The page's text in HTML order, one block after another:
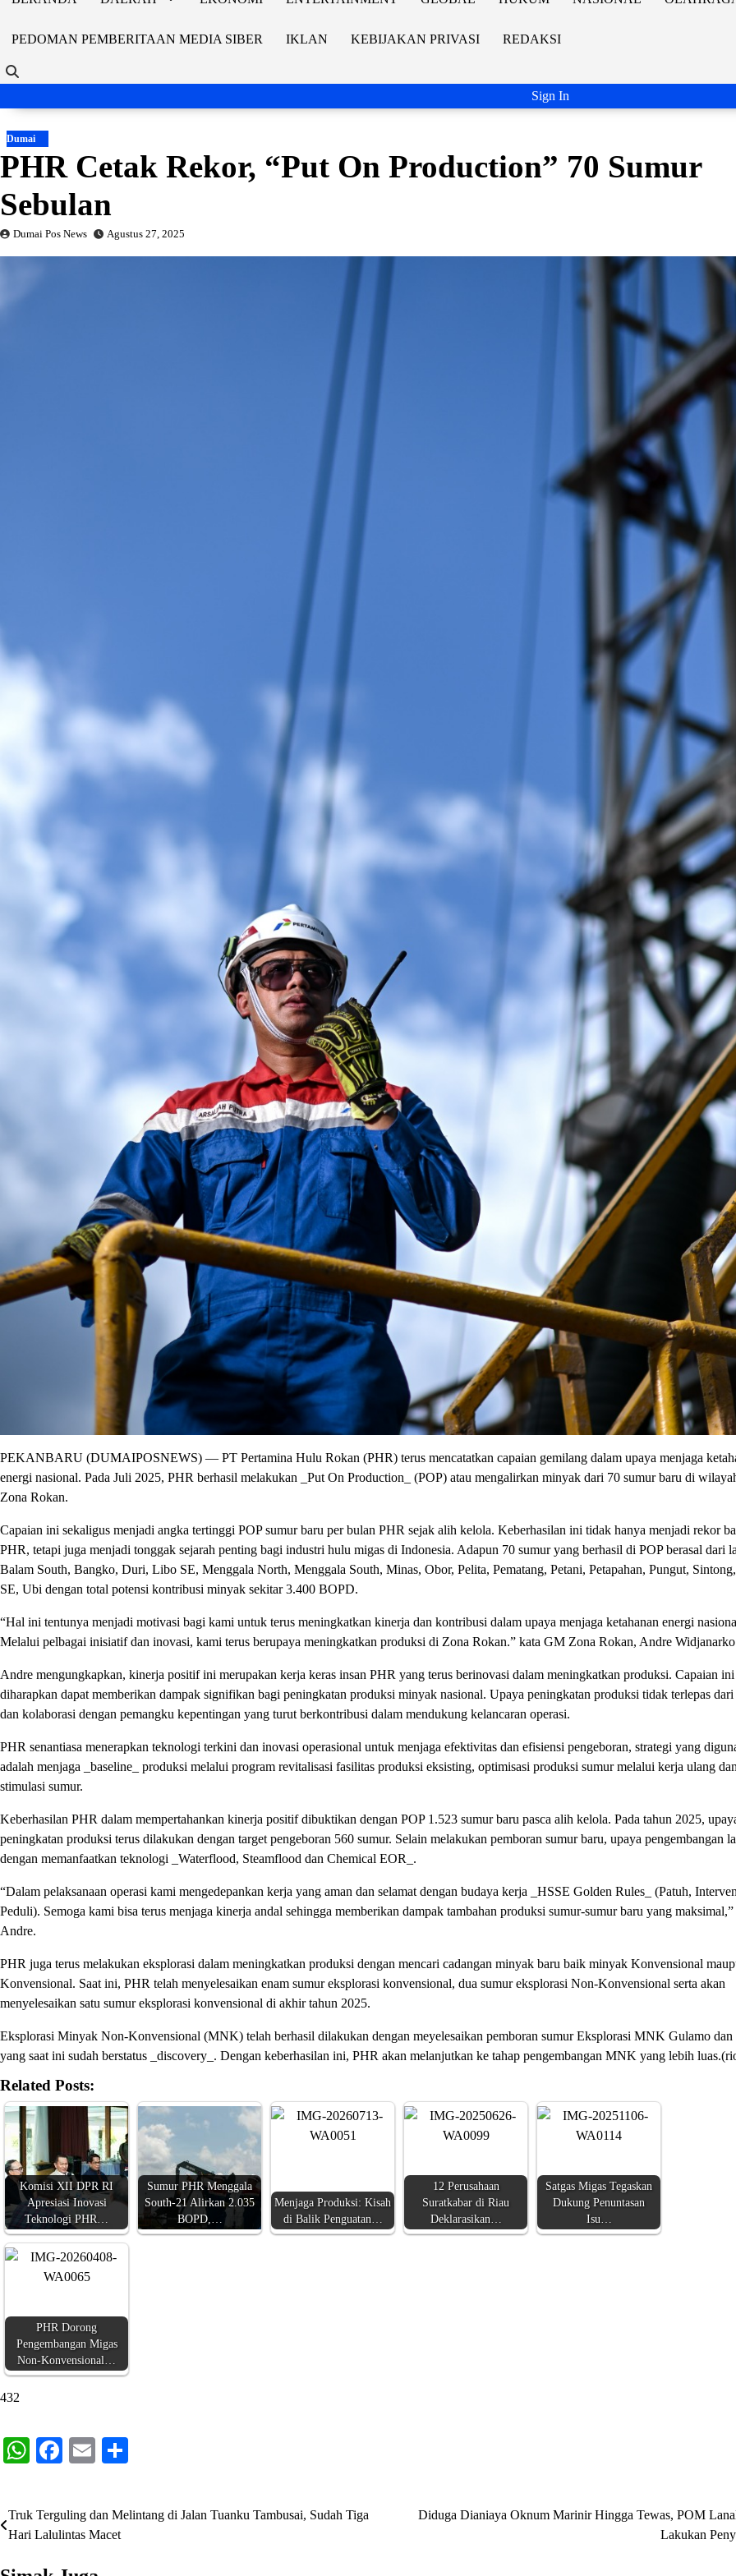
PEDOMAN PEMBERITAAN MEDIA SIBER IKLAN KEBIJAKAN PRIVASI REDAKSI
Sign In
Dumai
PHR Cetak Rekor, “Put On Production” 70 Sumur
Sebulan
Dumai Pos News Agustus 27, 2025
PEKANBARU (DUMAIPOSNEWS) — PT Pertamina Hulu Rokan (PHR) terus mencatatkan capaian gemilang dalam upaya menjaga
energi nasional. Pada Juli 2025, PHR berhasil melakukan _Put On Production_ (POP) atau mengalirkan minyak dari 70 sumur baru di
Zona Rokan.
Capaian ini sekaligus menjadi angka tertinggi POP sumur baru per bulan PHR sejak alih kelola. Keberhasilan ini tidak hanya menjadi rekor
PHR, tetapi juga menjadi tonggak sejarah penting bagi industri hulu migas di Indonesia. Adapun 70 sumur yang berhasil di POP berasal dari
Balam South, Bangko, Duri, Libo SE, Menggala North, Menggala South, Minas, Obor, Pelita, Pematang, Petani, Petapahan, Pungut,
SE, Ubi dengan total potensi kontribusi minyak sekitar 3.400 BOPD.
“Hal ini tentunya menjadi motivasi bagi kami untuk terus meningkatkan kinerja dan kontribusi dalam upaya menjaga ketahanan energi
Melalui pelbagai inisiatif dan inovasi, kami terus berupaya meningkatkan produksi di Zona Rokan.” kata GM Zona Rokan, Andre
Andre mengungkapkan, kinerja positif ini merupakan kerja keras insan PHR yang terus berinovasi dalam meningkatkan produksi. Capaian ini
diharapkan dapat memberikan dampak signifikan bagi peningkatan produksi minyak nasional. Upaya peningkatan produksi tidak terlepas
dan kolaborasi dengan pemangku kepentingan yang turut berkontribusi dalam mendukung kelancaran operasi.
PHR senantiasa menerapkan teknologi terkini dan inovasi operasional untuk menjaga efektivitas dan efisiensi pengeboran, strategi yang
adalah menjaga _baseline_ produksi melalui program revitalisasi fasilitas produksi eksisting, optimisasi produksi sumur melalui kerja ulang
stimulasi sumur.
Keberhasilan PHR dalam mempertahankan kinerja positif dibuktikan dengan POP 1.523 sumur baru pasca alih kelola. Pada tahun 2025,
peningkatan produksi terus dilakukan dengan target pengeboran 560 sumur. Selain melakukan pemboran sumur baru, upaya pengembangan
dengan memanfaatkan teknologi _Waterflood, Steamflood dan Chemical EOR_.
“Dalam pelaksanaan operasi kami mengedepankan kerja yang aman dan selamat dengan budaya kerja _HSSE Golden Rules_ (Patuh,
Peduli). Semoga kami bisa terus menjaga kinerja andal sehingga memberikan dampak tambahan produksi sumur-sumur baru yang
Andre.
PHR juga terus melakukan eksplorasi dalam meningkatkan produksi dengan mencari cadangan minyak baru baik minyak Konvensional
Konvensional. Saat ini, PHR telah menyelesaikan enam sumur eksplorasi konvensional, dua sumur eksplorasi Non-Konvensional serta akan
menyelesaikan satu sumur eksplorasi konvensional di akhir tahun 2025.
Eksplorasi Minyak Non-Konvensional (MNK) telah berhasil dilakukan dengan meyelesaikan pemboran sumur Eksplorasi MNK Gulamo
yang saat ini sudah berstatus _discovery_. Dengan keberhasilan ini, PHR akan melanjutkan ke tahap pengembangan MNK yang lebih
Related Posts:
Komisi XII DPR RI
Apresiasi Inovasi
Teknologi PHR…
Sumur PHR Menggala
South-21 Alirkan 2.035
BOPD,…
Menjaga Produksi: Kisah
di Balik Penguatan…
12 Perusahaan
Suratkabar di Riau
Deklarasikan…
Satgas Migas Tegaskan
Dukung Penuntasan
Isu…
PHR Dorong
Pengembangan Migas
Non-Konvensional…
432
WhatsApp
Facebook
Email
Navigasi
Truk Terguling dan Melintang di Jalan Tuanku Tambusai, Sudah Tiga
Hari Lalulintas Macet
Diduga Dianiaya Oknum Marinir Hingga Tewas, POM
Lakukan